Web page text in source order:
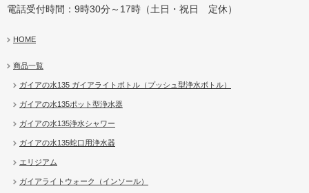
電話受付時間：9時30分～17時（土日・祝日 定休）
HOME
商品一覧
ガイアの水135 ガイアライトボトル（プッシュ型浄水ボトル）
ガイアの水135ポット型浄水器
ガイアの水135浄水シャワー
ガイアの水135蛇口用浄水器
エリジアム
ガイアライトウォーク（インソール）